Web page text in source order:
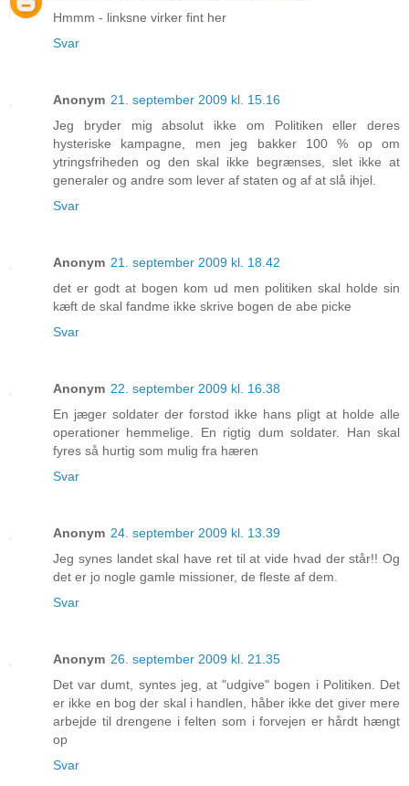
Hmmm - linksne virker fint her
Svar
Anonym 21. september 2009 kl. 15.16
Jeg bryder mig absolut ikke om Politiken eller deres
hysteriske kampagne, men jeg bakker 100 % op om
ytringsfriheden og den skal ikke begrænses, slet ikke at
generaler og andre som lever af staten og af at slå ihjel.
Svar
Anonym 21. september 2009 kl. 18.42
det er godt at bogen kom ud men politiken skal holde sin
kæft de skal fandme ikke skrive bogen de abe picke
Svar
Anonym 22. september 2009 kl. 16.38
En jæger soldater der forstod ikke hans pligt at holde alle
operationer hemmelige. En rigtig dum soldater. Han skal
fyres så hurtig som mulig fra hæren
Svar
Anonym 24. september 2009 kl. 13.39
Jeg synes landet skal have ret til at vide hvad der står!! Og
det er jo nogle gamle missioner, de fleste af dem.
Svar
Anonym 26. september 2009 kl. 21.35
Det var dumt, syntes jeg, at "udgive" bogen i Politiken. Det
er ikke en bog der skal i handlen, håber ikke det giver mere
arbejde til drengene i felten som i forvejen er hårdt hængt
op
Svar